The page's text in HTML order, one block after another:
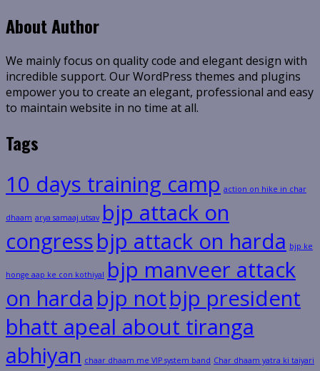
About Author
We mainly focus on quality code and elegant design with
incredible support. Our WordPress themes and plugins
empower you to create an elegant, professional and easy
to maintain website in no time at all.
Tags
10 days training camp action on hike in char
dhaam arya samaaj utsav bjp attack on
congressbjp attack on harda bjp ke
honge aap ke con kothiyal bjp manveer attack
on harda bjp notbjp president
bhatt apeal about tiranga
abhiyan chaar dhaam me VIP system band Char dhaam yatra ki taiyari